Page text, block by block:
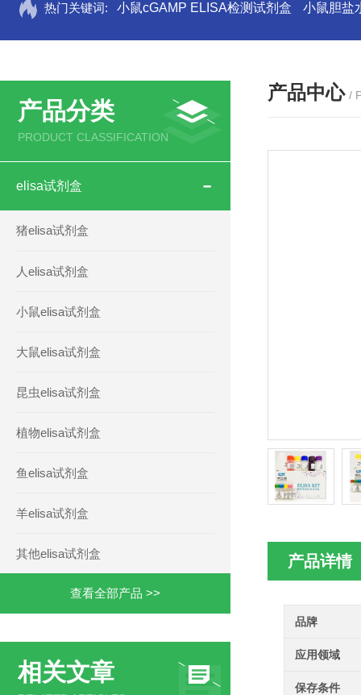
热门关键词: 小鼠cGAMP ELISA检测试剂盒 小鼠胆盐
产品分类
PRODUCT CLASSIFICATION
elisa试剂盒
猪elisa试剂盒
人elisa试剂盒
小鼠elisa试剂盒
大鼠elisa试剂盒
昆虫elisa试剂盒
植物elisa试剂盒
鱼elisa试剂盒
羊elisa试剂盒
其他elisa试剂盒
查看全部产品 >>
相关文章
产品中心 /
产品详情
品牌
应用领域
保存条件